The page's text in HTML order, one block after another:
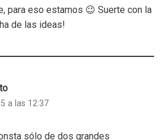
para eso estamos 😉 Suerte con la
de las ideas!
a las 12:37
sólo de dos grandes